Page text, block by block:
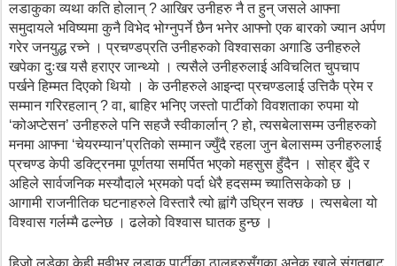
लडाकुका व्यथा कति होलान् ? आखिर उनीहरु नै त हुन् जसले आफ्ना
समुदायले भविष्यमा कुनै विभेद भोग्नुपर्ने छैन भनेर आफ्नो एक बारको ज्यान अर्पण
गरेर जनयुद्ध रच्ने । प्रचण्डप्रति उनीहरुको विश्वासका अगाडि उनीहरुले
खपेका दुःख यसै हराएर जान्थ्यो । त्यसैले उनीहरुलाई अविचलित चुपचाप
पर्खने हिम्मत दिएको थियो । के उनीहरुले आइन्दा प्रचण्डलाई उत्तिकै प्रेम र
सम्मान गरिरहलान् ? वा, बाहिर भनिए जस्तो पार्टीको विवशताका रुपमा यो
‘कोअप्टेसन’ उनीहरुले पनि सहजै स्वीकार्लान् ? हो, त्यसबेलासम्म उनीहरुको
मनमा आफ्ना ‘चेयरम्यान’प्रतिको सम्मान ज्युँदै रहला जुन बेलासम्म उनीहरुलाई
प्रचण्ड केपी डक्ट्रिनमा पूर्णतया समर्पित भएको महसुस हुँदैन । सोह्र बुँदे र
अहिले सार्वजनिक मस्यौदाले भ्रमको पर्दा धेरै हदसम्म च्यातिसकेको छ ।
आगामी राजनीतिक घटनाहरुले विस्तारै त्यो ह्वांगै उघ्रिन सक्छ । त्यसबेला यो
विश्वास गर्लम्मै ढल्नेछ । ढलेको विश्वास घातक हुन्छ ।
हिजो लडेका केही मुठ्ठीभर लडाकु पार्टीका ठालुहरुसँगका अनेक खाले संगतबाट